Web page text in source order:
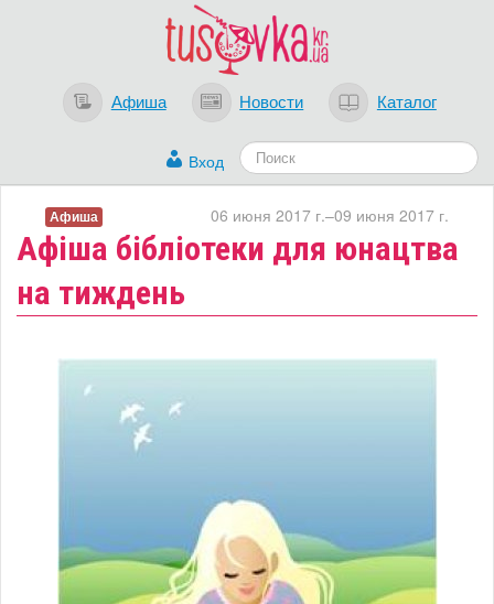
Афиша Новости Каталог
Вход
Афіша бібліотеки для юнацтва
на тиждень
06 июня 2017 г.–09 июня 2017 г.
Афиша